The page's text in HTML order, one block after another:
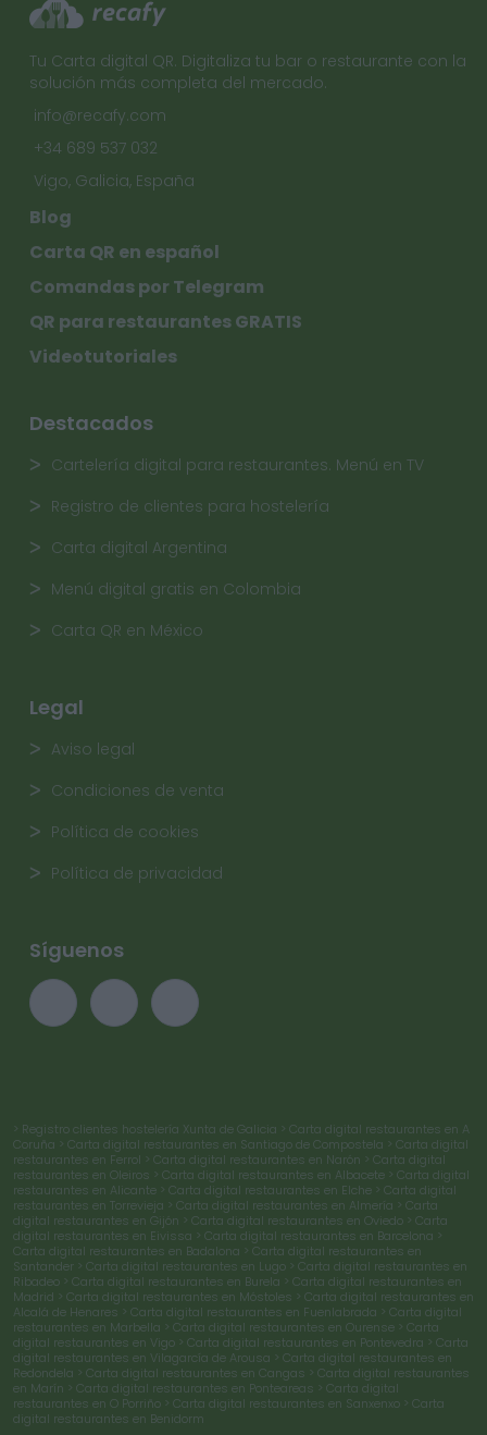
Tu Carta digital QR. Digitaliza tu bar o restaurante con la
solución más completa del mercado.
info@recafy.com
+34 689 537 032
Vigo, Galicia, España
Blog
Carta QR en español
Comandas por Telegram
QR para restaurantes GRATIS
Videotutoriales
Destacados
Cartelería digital para restaurantes. Menú en TV
Registro de clientes para hostelería
Carta digital Argentina
Menú digital gratis en Colombia
Carta QR en México
Legal
Aviso legal
Condiciones de venta
Política de cookies
Política de privacidad
Síguenos
> Registro clientes hostelería Xunta de Galicia > Carta digital restaurantes en A
Coruña > Carta digital restaurantes en Santiago de Compostela > Carta digital
restaurantes en Ferrol > Carta digital restaurantes en Narón > Carta digital
restaurantes en Oleiros > Carta digital restaurantes en Albacete > Carta digital
restaurantes en Alicante > Carta digital restaurantes en Elche > Carta digital
restaurantes en Torrevieja > Carta digital restaurantes en Almería > Carta
digital restaurantes en Gijón > Carta digital restaurantes en Oviedo > Carta
digital restaurantes en Eivissa > Carta digital restaurantes en Barcelona >
Carta digital restaurantes en Badalona > Carta digital restaurantes en
Santander > Carta digital restaurantes en Lugo > Carta digital restaurantes en
Ribadeo > Carta digital restaurantes en Burela > Carta digital restaurantes en
Madrid > Carta digital restaurantes en Móstoles > Carta digital restaurantes en
Alcalá de Henares > Carta digital restaurantes en Fuenlabrada > Carta digital
restaurantes en Marbella > Carta digital restaurantes en Ourense > Carta
digital restaurantes en Vigo > Carta digital restaurantes en Pontevedra > Carta
digital restaurantes en Vilagarcía de Arousa > Carta digital restaurantes en
Redondela > Carta digital restaurantes en Cangas > Carta digital restaurantes
en Marín > Carta digital restaurantes en Ponteareas > Carta digital
restaurantes en O Porriño > Carta digital restaurantes en Sanxenxo > Carta
digital restaurantes en Benidorm